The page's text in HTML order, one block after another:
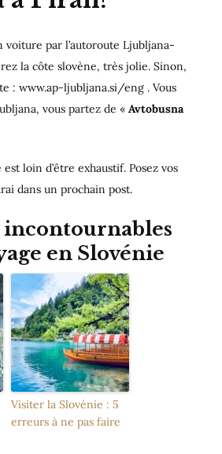
voiture par l’autoroute Ljubljana-
la côte slovène, très jolie. Sinon,
: www.ap-ljubljana.si/eng . Vous
vous partez de « Avtobusna
loin d’être exhaustif. Posez vos
dans un prochain post.
incontournables
en Slovénie
Visiter la Slovénie : 5
erreurs à ne pas faire